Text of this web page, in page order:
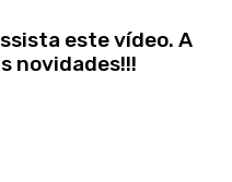
este vídeo. A
novidades!!!